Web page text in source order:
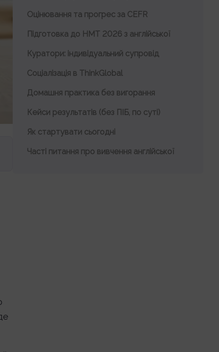
Оцінювання та прогрес за CEFR
Підготовка до НМТ 2026 з англійської
Куратори: індивідуальний супровід
Соціалізація в ThinkGlobal
Домашня практика без вигорання
Кейси результатів (без ПІБ, по суті)
Як стартувати сьогодні
Часті питання про вивчення англійської